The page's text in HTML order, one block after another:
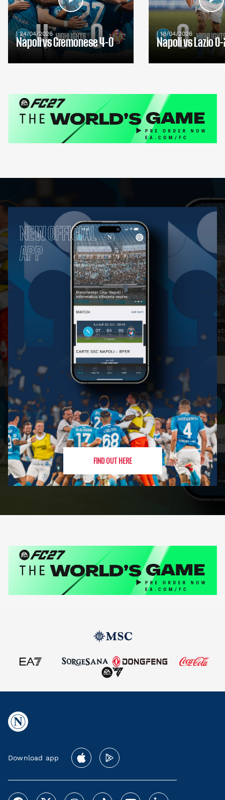
| 24/04/2026
Napoli vs Cremonese 4-0
| 18/04/2026
Napoli vs Lazio
NEW OFFICIAL
APP
FIND OUT HERE
Download app